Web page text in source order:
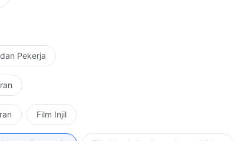
Pekerja
Film Injil